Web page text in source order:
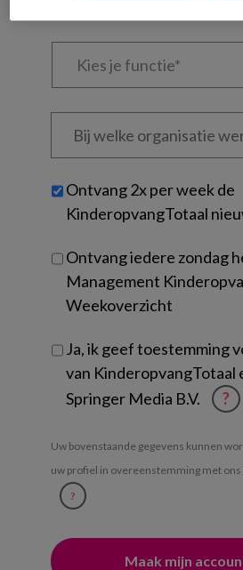
Kies
Bij
welke
je?
Untitled
Ontvang 2x per week de
KinderopvangTotaal
Ontvang iedere zondag
Management
Weekoverzicht
Ja, ik geef toestemming
van KinderopvangTotaal
Springer Media B.V.
?
Uw bovenstaande gegevens kunnen
uw profiel in overeenstemming met ons
?